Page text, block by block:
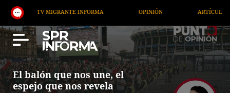
TV MIGRANTE INFORMA ARTÍCULOS
El balón que nos une, el
espejo que nos revela